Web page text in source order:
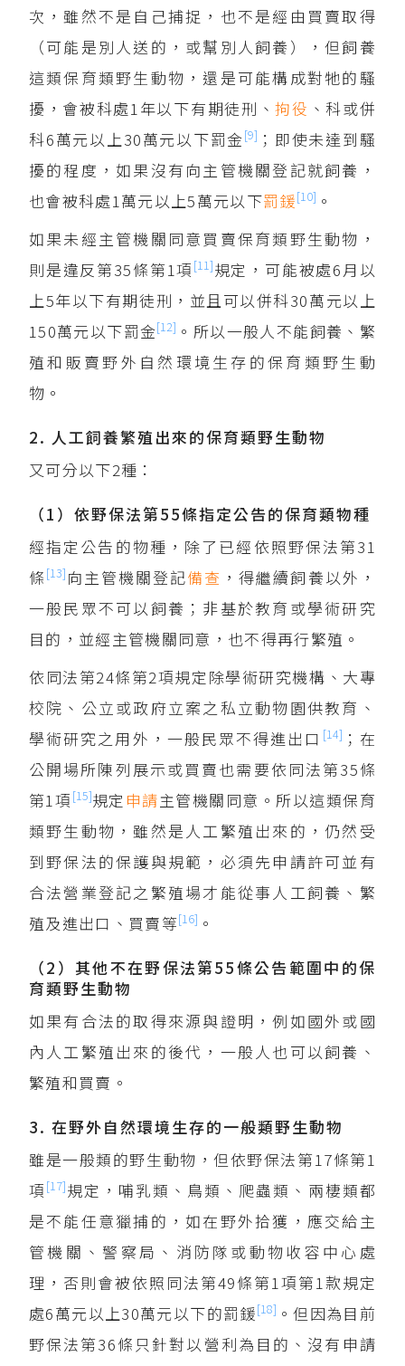
次，雖然不是自己捕捉，也不是經由買賣取得
（可能是別人送的，或幫別人飼養），但飼養
這類保育類野生動物，還是可能構成對牠的騷
擾，會被科處1年以下有期徒刑、拘役 、科或併
科6萬元以上30萬元以下罰金[9] ；即使未達到騷
擾的程度，如果沒有向主管機關登記就飼養，
也會被科處1萬元以上5萬元以下罰鍰[10] 。
如果未經主管機關同意買賣保育類野生動物，
則是違反第35條第1項 [11]規定，可能被處6月以
上5年以下有期徒刑，並且可以併科30萬元以上
150萬元以下罰金[12] 。所以一般人不能飼養、繁
殖和販賣野外自然環境生存的保育類野生動
物。
2. 人工飼養繁殖出來的保育類野生動物
又可分以下2種：
（1）依野保法第55條指定公告的保育類物種
經指定公告的物種，除了已經依照野保法第31
條 [13] 向主管機關登記備查 ，得繼續飼養以外，
一般民眾不可以飼養；非基於教育或學術研究
目的，並經主管機關同意，也不得再行繁殖。
依同法第24條第2項規定除學術研究機構、大專
校院、公立或政府立案之私立動物園供教育、
學術研究之用外，一般民眾不得進出口 [14] ；在
公開場所陳列展示或買賣也需要依同法第35條
第1項 [15]規定 申請主管機關同意。所以這類保育
類野生動物，雖然是人工繁殖出來的，仍然受
到野保法的保護與規範，必須先申請許可並有
合法營業登記之繁殖場才能從事人工飼養、繁
殖及進出口、買賣等[16] 。
（2）其他不在野保法第55條公告範圍中的保
育類野生動物
如果有合法的取得來源與證明，例如國外或國
內人工繁殖出來的後代，一般人也可以飼養、
繁殖和買賣。
3. 在野外自然環境生存的一般類野生動物
雖是一般類的野生動物，但依野保法第17條第1
項 [17]規定，哺乳類、鳥類、爬蟲類、兩棲類都
是不能任意獵捕的，如在野外拾獲，應交給主
管機關、警察局、消防隊或動物收容中心處
理，否則會被依照同法第49條第1項第1款規定
處6萬元以上30萬元以下的罰鍰[18] 。但因為目前
野保法第36條只針對以營利為目的、沒有申請